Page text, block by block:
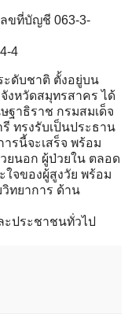
ขที่บัญชี 063-3-
4
ะดับชาติ ตั้งอยู่บน
งหวัดสมุทรสาคร ได้
าธิราช กรมสมเด็จ
ทรงรับเป็นประธาน
รนี้จะเสร็จ พร้อม
ยนอก ผู้ป่วยใน ตลอด
จของผู้สูงวัย พร้อม
ทยาการ ด้าน
ะประชาชนทั่วไป